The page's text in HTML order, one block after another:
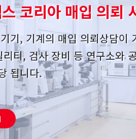
코리아 매입 의뢰
기, 기계의 매입 의뢰상담이
티, 검사 장비 등 연구소와
됩니다.